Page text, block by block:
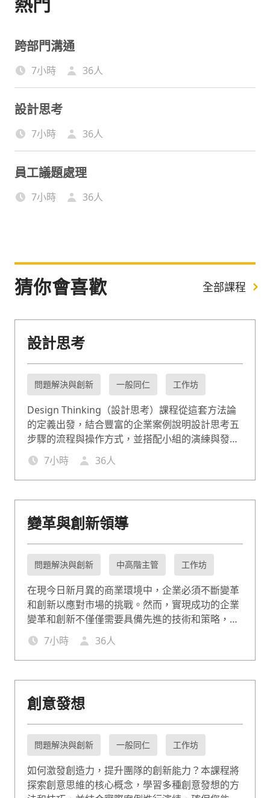
跨部門溝通
7小時 36人
設計思考
7小時 36人
員工議題處理
7小時 36人
猜你會喜歡 全部課程
設計思考
問題解決與創新 一般同仁 工作坊
Design Thinking（設計思考）課程從這套方法論
的定義出發，結合豐富的企業案例說明設計思考五
步驟的流程與操作方式，並搭配小組的演練與發
表，讓知識能即學即用。協助企業藉由設計思考課
程激發員工的創新想法，在瞬息萬變的市場中常保
競爭力。
7小時 36人
變革與創新領導
問題解決與創新 中高階主管 工作坊
在現今日新月異的商業環境中，企業必須不斷變革
和創新以應對市場的挑戰。然而，實現成功的企業
變革和創新不僅僅需要具備先進的技術和策略，更
需要有卓越的領導力來引導團隊，建立創新文化，
並有效推動變革的實施。本課程將幫助企業內部的
領導者和管理者，透過深入的學習和討論，提升其
變革和創新領導力，並掌握成功實施變革和創新所
7小時 36人
創意發想
問題解決與創新 一般同仁 工作坊
如何激發創造力，提升團隊的創新能力？本課程將
探索創意思維的核心概念，學習多種創意發想的方